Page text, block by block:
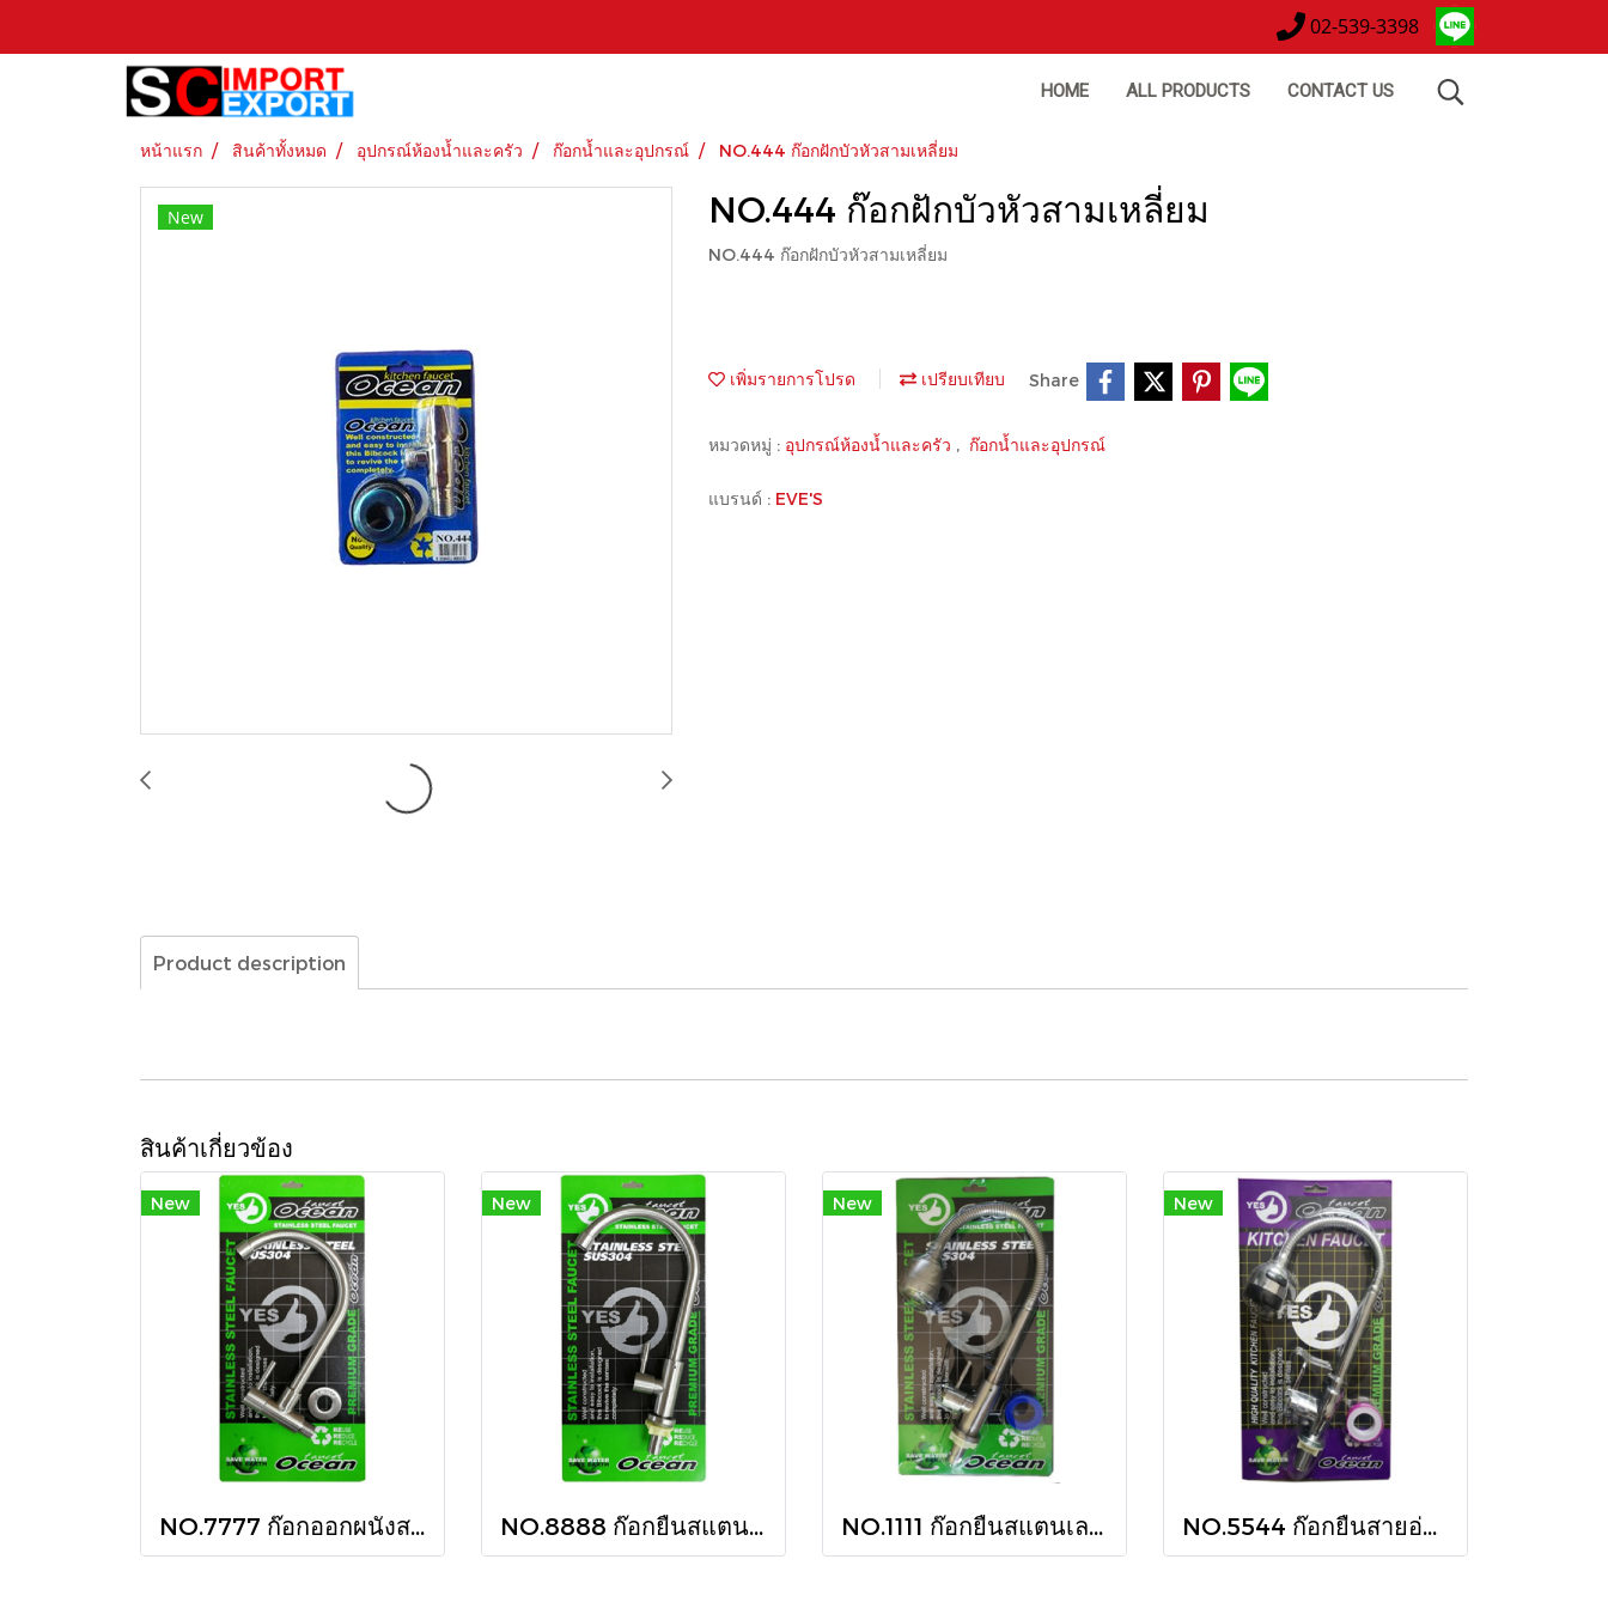
02-539-3398
HOME ALL PRODUCTS CONTACT US
หน้าแรก สินค้าทั้งหมด อุปกรณ์ห้องน้ำและครัว ก๊อกน้ำและอุปกรณ์ NO.444 ก๊อกฝักบัวหัวสามเหลี่ยม
New NO.444 ก๊อกฝักบัวหัวสามเหลี่ยม
NO.444 ก๊อกฝักบัวหัวสามเหลี่ยม
เพิ่มรายการโปรด เปรียบเทียบ Share
หมวดหมู่ : อุปกรณ์ห้องน้ำและครัว , ก๊อกน้ำและอุปกรณ์
แบรนด์ : EVE'S
Product description
สินค้าเกี่ยวข้อง
New
NO.7777 ก๊อกออกผนังสแตนเลส 304
New
NO.8888 ก๊อกยืนสแตนเลส 304
New
NO.1111 ก๊อกยืนสแตนเลส 304 สายอ่อน
New
NO.5544 ก๊อกยืนสายอ่อน หัวโต